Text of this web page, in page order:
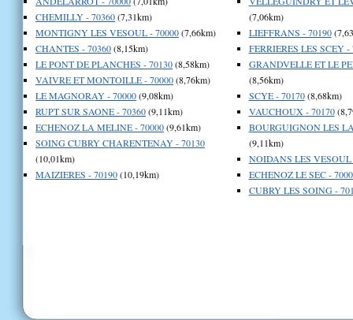
CHEMILLY - 70360(7,31km)
MONTIGNY LES VESOUL - 70000(7,66km)
CHANTES - 70360(8,15km)
LE PONT DE PLANCHES - 70130(8,58km)
VAIVRE ET MONTOILLE - 70000(8,76km)
LE MAGNORAY - 70000(9,08km)
RUPT SUR SAONE - 70360(9,11km)
ECHENOZ LA MELINE - 70000(9,61km)
SOING CUBRY CHARENTENAY - 70130
(10,01km)
MAIZIERES - 70190(10,19km)
(7,06km)
LIEFFRANS - 70190
FERRIERES LES SCEY -
GRANDVELLE ET LE
(8,56km)
SCYE - 70170(8,68km)
VAUCHOUX - 70170
BOURGUIGNON LES
(9,11km)
NOIDANS LES VESOUL
ECHENOZ LE SEC -
CUBRY LES SOING -